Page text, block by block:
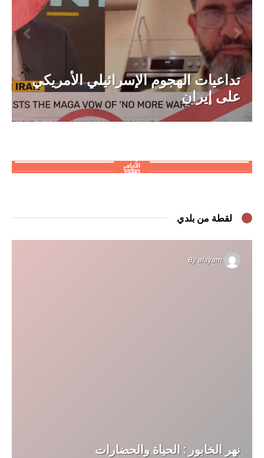
تداعيات الهجوم الإسرائيلي الأمريكي
على إيران
لقطة من بلدي
Byalayam
نهر الخابور : الحياة والحضارات